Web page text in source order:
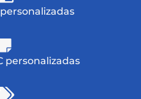
personalizadas